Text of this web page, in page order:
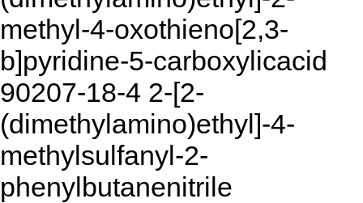
methyl-4-oxothieno[2,3-
b]pyridine-5-carboxylicacid
90207-18-4 2-[2-
(dimethylamino)ethyl]-4-
methylsulfanyl-2-
phenylbutanenitrile